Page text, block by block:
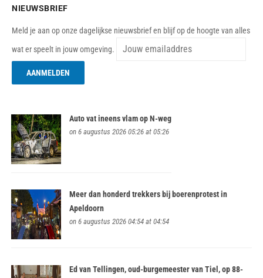
NIEUWSBRIEF
Meld je aan op onze dagelijkse nieuwsbrief en blijf op de hoogte van alles
wat er speelt in jouw omgeving.
Auto vat ineens vlam op N-weg
on 6 augustus 2026 05:26 at 05:26
Meer dan honderd trekkers bij boerenprotest in
Apeldoorn
on 6 augustus 2026 04:54 at 04:54
Ed van Tellingen, oud-burgemeester van Tiel, op 88-